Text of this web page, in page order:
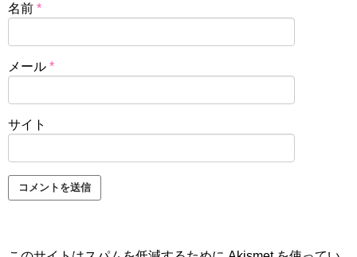
名前 *
メール *
サイト